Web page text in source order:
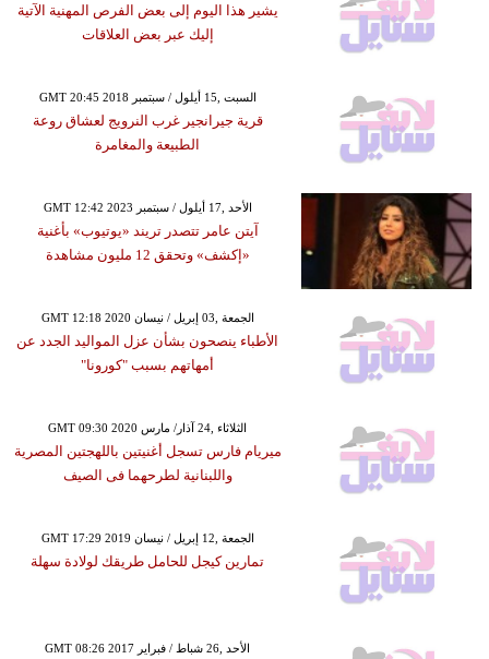
يشير هذا اليوم إلى بعض الفرص المهنية الآتية
إليك عبر بعض العلاقات
GMT 20:45 2018 السبت ,15 أيلول / سبتمبر
قرية جيرانجير غرب النرويج لعشاق روعة
الطبيعة والمغامرة
GMT 12:42 2023 الأحد ,17 أيلول / سبتمبر
آيتن عامر تتصدر تريند «يوتيوب» بأغنية
«إكشف» وتحقق 12 مليون مشاهدة
GMT 12:18 2020 الجمعة ,03 إبريل / نيسان
الأطباء ينصحون بشأن عزل المواليد الجدد عن
أمهاتهم بسبب "كورونا"
GMT 09:30 2020 الثلاثاء ,24 آذار/ مارس
ميريام فارس تسجل أغنيتين باللهجتين المصرية
واللبنانية لطرحهما فى الصيف
GMT 17:29 2019 الجمعة ,12 إبريل / نيسان
تمارين كيجل للحامل طريقك لولادة سهلة
GMT 08:26 2017 الأحد ,26 شباط / فبراير